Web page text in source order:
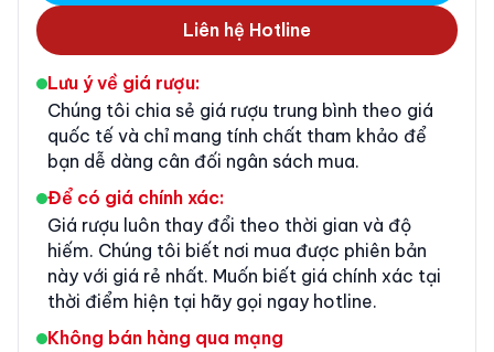
Liên hệ Hotline
Lưu ý về giá rượu:
Chúng tôi chia sẻ giá rượu trung bình theo giá
quốc tế và chỉ mang tính chất tham khảo để
bạn dễ dàng cân đối ngân sách mua.
Để có giá chính xác:
Giá rượu luôn thay đổi theo thời gian và độ
hiếm. Chúng tôi biết nơi mua được phiên bản
này với giá rẻ nhất. Muốn biết giá chính xác tại
thời điểm hiện tại hãy gọi ngay hotline.
Không bán hàng qua mạng